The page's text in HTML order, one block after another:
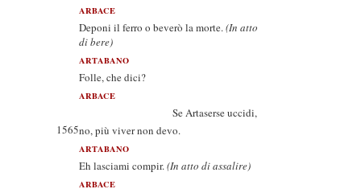
ARBACE
Deponi il ferro o beverò la morte.(In atto
di bere)
ARTABANO
Folle, che dici?
ARBACE
Se Artaserse uccidi,
1565no, più viver non devo.
ARTABANO
Eh lasciami compir.(In atto di assalire)
ARBACE